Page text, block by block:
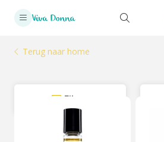
Terug naar home
Filter